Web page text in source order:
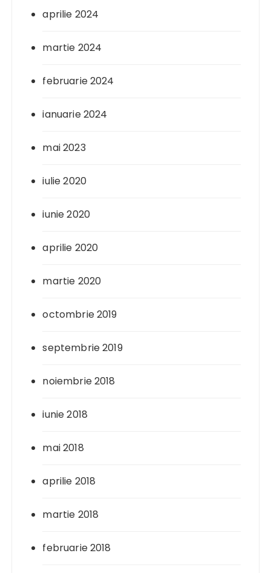
aprilie 2024
martie 2024
februarie 2024
ianuarie 2024
mai 2023
iulie 2020
iunie 2020
aprilie 2020
martie 2020
octombrie 2019
septembrie 2019
noiembrie 2018
iunie 2018
mai 2018
aprilie 2018
martie 2018
februarie 2018